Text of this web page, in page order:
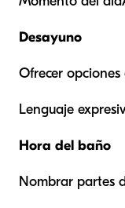
Desayuno
Ofrecer opciones
Lenguaje
Hora del baño
Nombrar partes